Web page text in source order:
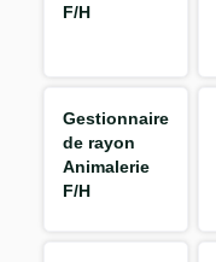
F/H
Gestionnaire
de rayon
Animalerie
F/H